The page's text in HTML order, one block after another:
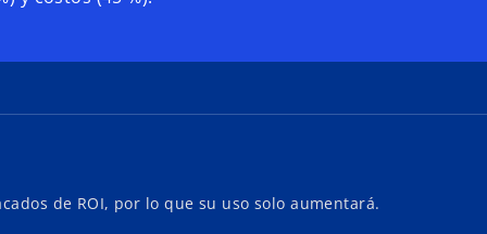
de ROI, por lo que su uso solo aumentará.